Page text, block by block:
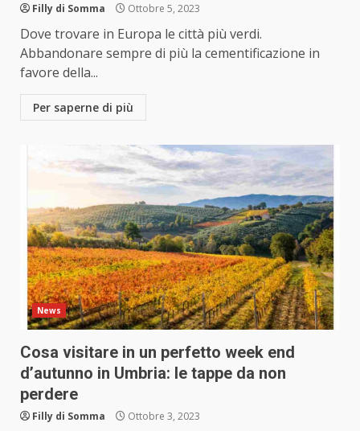
Filly di Somma Ottobre 5, 2023
Dove trovare in Europa le città più verdi.
Abbandonare sempre di più la cementificazione in
favore della...
Per saperne di più
News
Cosa visitare in un perfetto week end
d’autunno in Umbria: le tappe da non
perdere
Filly di Somma Ottobre 3, 2023